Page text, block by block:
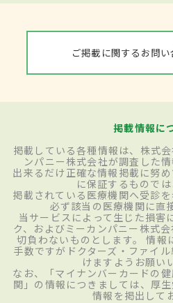
ご掲載に関するお問
掲載情報に
掲載している各種情報は、株式
ンパニー株式会社が調査した
出来るだけ正確な情報掲載に努
に保証するものでは
掲載されている医療機関へ受診
必ず該当の医療機関に直
当サービスによって生じた損害
ク、およびミーカンパニー株式
切負わないものとします。 情報
手数ですがドクターズ・ファイ
けますようお願い
なお、「マイナンバーカードの
関」の情報につきましては、厚
情報を掲出して